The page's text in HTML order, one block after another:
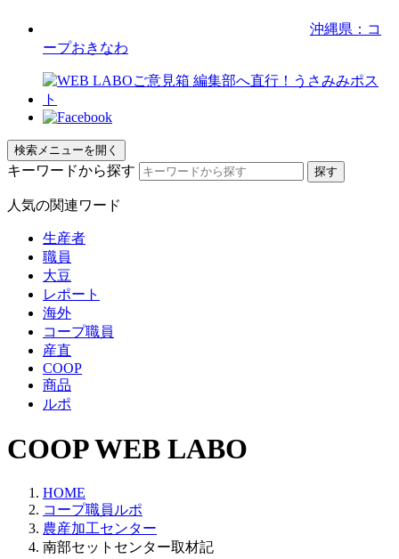
沖縄県：コ
ープおきなわ
検索メニューを開く
キーワードから探す
人気の関連ワード
生産者
職員
大豆
レポート
海外
コープ職員
産直
COOP
商品
ルポ
COOP WEB LABO
HOME
コープ職員ルポ
農産加工センター
南部セットセンター取材記